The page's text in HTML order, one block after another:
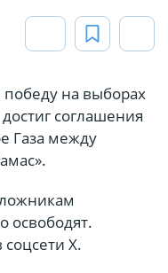
на выборах
соглашения
Газа между
освободят.
X.